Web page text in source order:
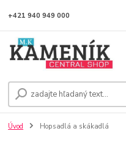
+421 940 949 000
Úvod Hopsadlá a skákadlá